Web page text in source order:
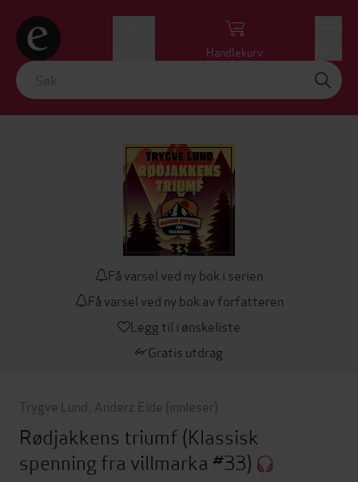
Handlekurv
Få varsel ved ny bok i serien
Få varsel ved ny bok av forfatteren
Legg til i ønskeliste
Gratis utdrag
Trygve Lund Anderz Eide (innleser)
Rødjakkens triumf (Klassisk
spenning fra villmarka #33)